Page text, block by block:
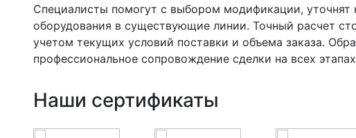
Специалисты помогут с выбором модификации,
оборудования в существующие линии. Точный расчет
учетом текущих условий поставки и объема заказа.
профессиональное сопровождение сделки на всех
Наши сертификаты